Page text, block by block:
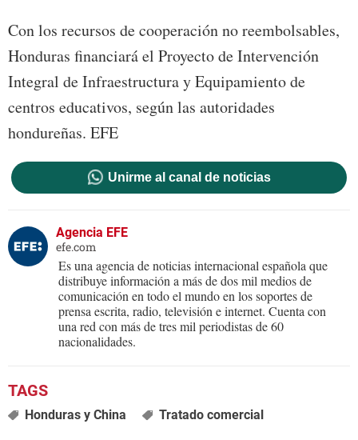
Con los recursos de cooperación no reembolsables,
Honduras financiará el Proyecto de Intervención
Integral de Infraestructura y Equipamiento de
centros educativos, según las autoridades
hondureñas. EFE
Unirme al canal de noticias
Agencia EFE
efe.com
Es una agencia de noticias internacional española que
distribuye información a más de dos mil medios de
comunicación en todo el mundo en los soportes de
prensa escrita, radio, televisión e internet. Cuenta con
una red con más de tres mil periodistas de 60
nacionalidades.
Honduras y China Tratado comercial